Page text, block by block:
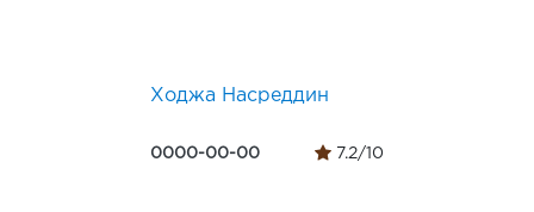
Ходжа Насреддин
0000-00-00 7.2/10